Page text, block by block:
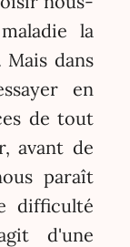
la
dans
en
de tout
avant de
paraît
difficulté
d'une